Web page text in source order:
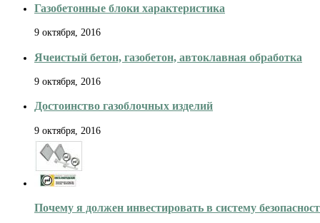
Газобетонные блоки характеристика
9 октября, 2016
Ячеистый бетон, газобетон, автоклавная обработка
9 октября, 2016
Достоинство газоблочных изделий
9 октября, 2016
Почему я должен инвестировать в систему